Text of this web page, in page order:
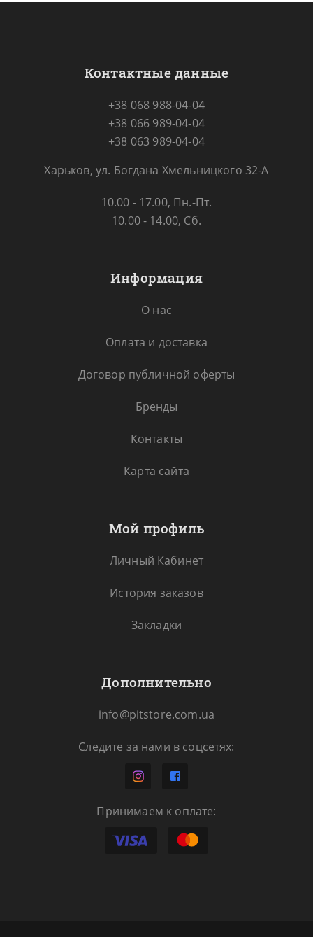
Контактные данные
+38 068 988-04-04
+38 066 989-04-04
+38 063 989-04-04
Харьков, ул. Богдана Хмельницкого 32-А
10.00 - 17.00, Пн.-Пт.
10.00 - 14.00, Сб.
Информация
О нас
Оплата и доставка
Договор публичной оферты
Бренды
Контакты
Карта сайта
Мой профиль
Личный Кабинет
История заказов
Закладки
Дополнительно
info@pitstore.com.ua
Следите за нами в соцсетях:
Принимаем к оплате: